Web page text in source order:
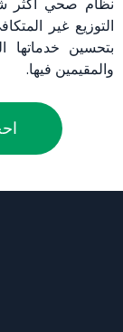
التوزيع غير
بتحسين خدماتها
والمقيمين فيها.